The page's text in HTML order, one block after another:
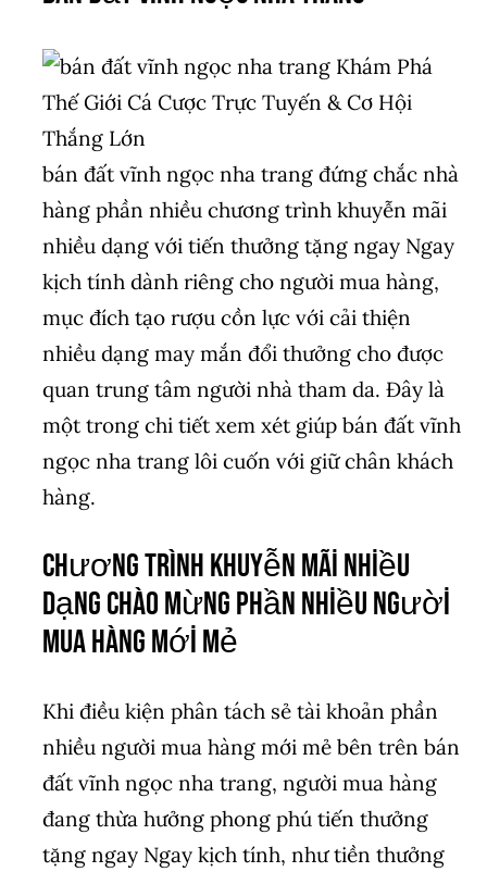
bán đất vĩnh ngọc nha trang đứng chắc nhà
hàng phần nhiều chương trình khuyễn mãi
nhiều dạng với tiến thưởng tặng ngay Ngay
kịch tính dành riêng cho người mua hàng,
mục đích tạo rượu cồn lực với cải thiện
nhiều dạng may mắn đổi thưởng cho được
quan trung tâm người nhà tham da. Đây là
một trong chi tiết xem xét giúp bán đất vĩnh
ngọc nha trang lôi cuốn với giữ chân khách
hàng.
Chương trình khuyễn mãi nhiều
dạng chào mừng phần nhiều người
mua hàng mới mẻ
Khi điều kiện phân tách sẻ tài khoản phần
nhiều người mua hàng mới mẻ bên trên bán
đất vĩnh ngọc nha trang, người mua hàng
đang thừa hưởng phong phú tiến thưởng
tặng ngay Ngay kịch tính, như tiền thưởng